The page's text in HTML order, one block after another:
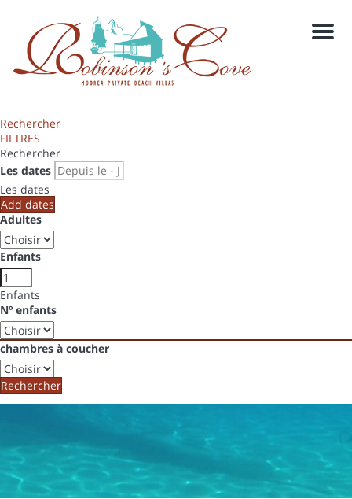
Menu
Rechercher
FILTRES
Rechercher
Les dates
Les dates
Add dates
Adultes
Enfants
Enfants
Nº enfants
chambres à coucher
Rechercher